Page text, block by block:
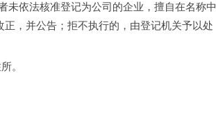
依法核准登记为公司的企业，擅自在名称中
正，并公告；拒不执行的，由登记机关予以处
。